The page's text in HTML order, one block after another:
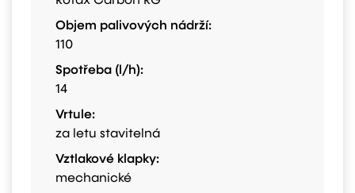
Objem palivových nádrží:
110
Spotřeba (l/h):
14
Vrtule:
za letu stavitelná
Vztlakové klapky:
mechanické